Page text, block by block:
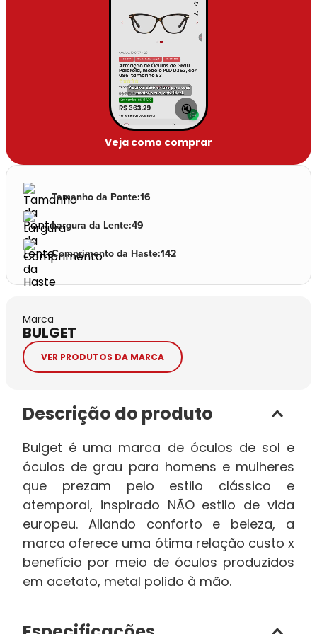
🔇
Veja como comprar
Tamanho da Ponte:16
Largura da Lente:49
Comprimento da Haste:142
Marca
BULGET
VER PRODUTOS DA MARCA
Descrição do produto
Bulget é uma marca de óculos de sol e
óculos de grau para homens e mulheres
que prezam pelo estilo clássico e
atemporal, inspirado NÃO estilo de vida
europeu. Aliando conforto e beleza, a
marca oferece uma ótima relação custo x
benefício por meio de óculos produzidos
em acetato, metal polido à mão.